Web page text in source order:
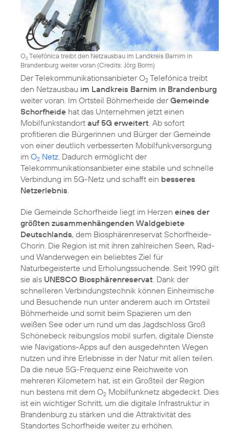
O2Telefónica treibt den Netzausbau im Landkreis Barnim in
Brandenburg weiter voran (Credits: Jörg Borm)
Der Telekommunikationsanbieter O2 Telefónica treibt
den Netzausbau im Landkreis Barnim in Brandenburg
weiter voran. Im Ortsteil Böhmerheide derGemeinde
Schorfheide hat das Unternehmen jetzt einen
Mobilfunkstandort auf 5G erweitert . Ab sofort
profitieren die Bürgerinnen und Bürger der Gemeinde
von einer deutlich verbesserten Mobilfunkversorgung
im O2 Netz . Dadurch ermöglicht der
Telekommunikationsanbieter eine stabile und schnelle
Verbindung im 5G-Netz und schafft ein besseres
Netzerlebnis
Die Gemeinde Schorfheide liegt im Herzen eines der
größten zusammenhängenden Waldgebiete
Deutschlands, dem Biosphärenreservat Schorfheide-
Chorin. Die Region ist mit ihren zahlreichen Seen, Rad-
und Wanderwegen ein beliebtes Ziel für
Naturbegeisterte und Erholungssuchende. Seit 1990 gilt
sie als UNESCO Biosphärenreservat . Dank der
schnelleren Verbindungstechnik können Einheimische
und Besuchende nun unter anderem auch im Ortsteil
Böhmerheide und somit beim Spazieren um den
weißen See oder um rund um das Jagdschloss Groß
Schönebeck reibungslos mobil surfen, digitale Dienste
wie Navigations-Apps auf den ausgedehnten Wegen
nutzen und ihre Erlebnisse in der Natur mit allen teilen.
Da die neue 5G-Frequenz eine Reichweite von
mehreren Kilometern hat, ist ein Großteil der Region
nun bestens mit dem O2 Mobilfunknetz abgedeckt. Dies
ist ein wichtiger Schritt, um die digitale Infrastruktur in
Brandenburg zu stärken und die Attraktivität des
Standortes Schorfheide weiter zu erhöhen.